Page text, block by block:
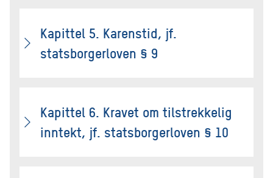
Kapittel 5. Karenstid, jf.
statsborgerloven § 9
Kapittel 6. Kravet om tilstrekkelig
inntekt, jf. statsborgerloven § 10